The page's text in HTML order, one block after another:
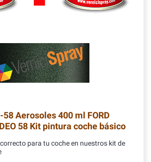
58Aerosoles 400 ml FORD
58 Kit pintura coche básico
para tu coche en nuestros kit de